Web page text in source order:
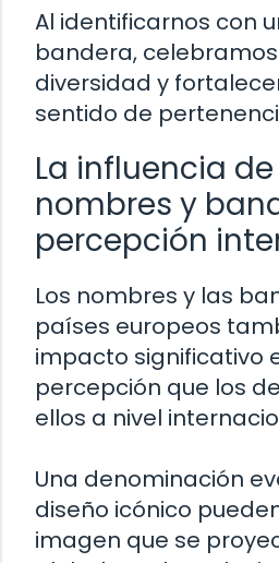
Al identificarnos con
bandera,
diversidad y
sentido de
La influencia
nombres y
percepción
Los nombres y las
países europeos
impacto significativo
percepción que los
ellos a nivel
Una denominación
diseño icónico
imagen que se